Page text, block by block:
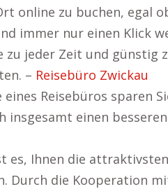
online zu buchen, egal
immer nur einen Klick
zu jeder Zeit und günstig
– Reisebüro Zwickau
Reisebüros sparen
insgesamt einen
es, Ihnen die
Durch die Kooperation